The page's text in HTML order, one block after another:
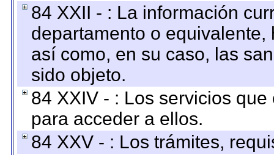
84 XXII - : La información
departamento o
así como, en su caso, las
sido objeto.
84 XXIV - : Los servicios
para acceder a ellos.
84 XXV - : Los trámites,